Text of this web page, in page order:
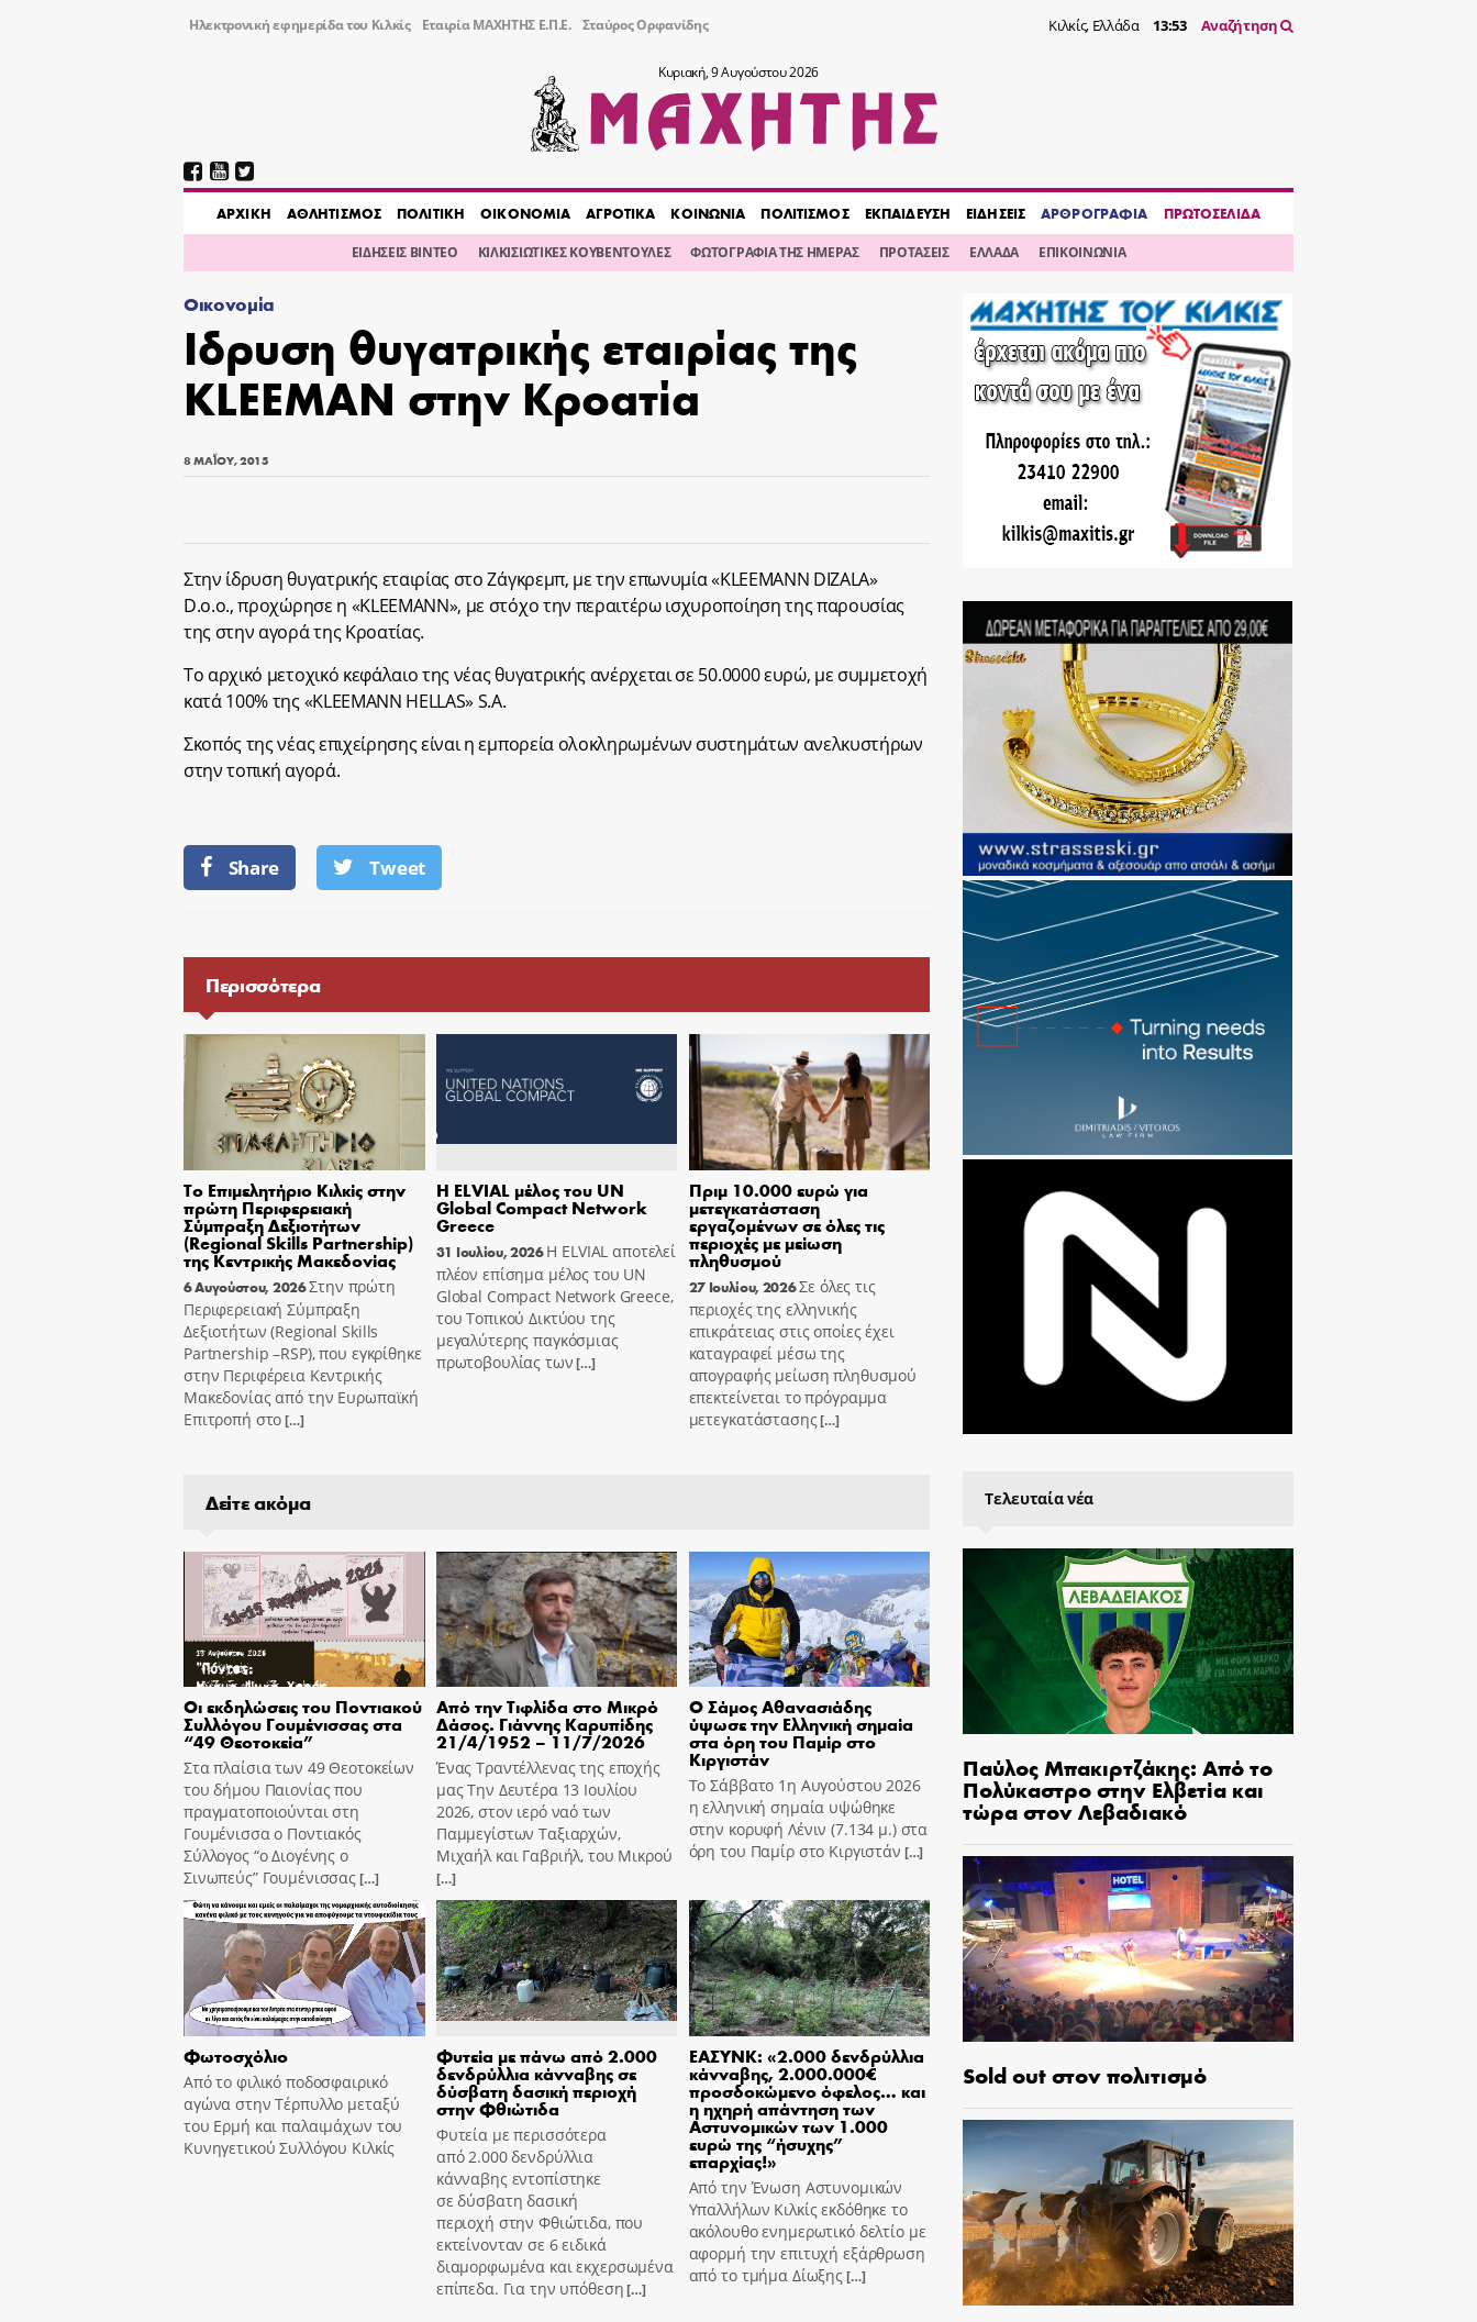
Ηλεκτρονική εφημερίδα του Κιλκίς Εταιρία ΜΑΧΗΤΗΣ Ε.Π.Ε. Σταύρος Ορφανίδης Κιλκίς, Ελλάδα 13:53 Αναζήτηση
Κυριακή, 9 Αυγούστου 2026
AΡΧΙΚΗ ΑΘΛΗΤΙΣΜΟΣ ΠΟΛΙΤΙΚΗ ΟΙΚΟΝΟΜΙΑ ΑΓΡΟΤΙΚΑ ΚΟΙΝΩΝΙΑ ΠΟΛΙΤΙΣΜΟΣ ΕΚΠΑΙΔΕΥΣΗ ΕΙΔΗΣΕΙΣ ΑΡΘΡΟΓΡΑΦΙΑ ΠΡΩΤΟΣΕΛΙΔΑ
ΕΙΔΗΣΕΙΣ ΒΙΝΤΕΟ ΚΙΛΚΙΣΙΩΤΙΚΕΣ ΚΟΥΒΕΝΤΟΥΛΕΣ ΦΩΤΟΓΡΑΦΙΑ ΤΗΣ ΗΜΕΡΑΣ ΠΡΟΤΑΣΕΙΣ ΕΛΛΑΔΑ ΕΠΙΚΟΙΝΩΝΙΑ
Οικονομία
Ιδρυση θυγατρικής εταιρίας της
KLEEMAN στην Κροατία
8 ΜΑΪ́ΟΥ, 2015
Στην ίδρυση θυγατρικής εταιρίας στο Ζάγκρεμπ, με την επωνυμία «KLEEMANN DIZALA»
D.o.o., προχώρησε η «KLEEMANN», με στόχο την περαιτέρω ισχυροποίηση της παρουσίας
της στην αγορά της Κροατίας.
Το αρχικό μετοχικό κεφάλαιο της νέας θυγατρικής ανέρχεται σε 50.0000 ευρώ, με συμμετοχή
κατά 100% της «KLEEMANN HELLAS» S.A.
Σκοπός της νέας επιχείρησης είναι η εμπορεία ολοκληρωμένων συστημάτων ανελκυστήρων
στην τοπική αγορά.
Share Tweet
Περισσότερα
Το Επιμελητήριο Κιλκίς στην
πρώτη Περιφερειακή
Σύμπραξη Δεξιοτήτων
(Regional Skills Partnership)
της Κεντρικής Μακεδονίας
6 Αυγούστου, 2026Στην πρώτη
Περιφερειακή Σύμπραξη
Δεξιοτήτων (Regional Skills
Partnership –RSP), που εγκρίθηκε
στην Περιφέρεια Κεντρικής
Μακεδονίας από την Ευρωπαϊκή
Επιτροπή στο[…]
Η ELVIAL μέλος του UN
Global Compact Network
Greece
31 Ιουλίου, 2026Η ELVIAL αποτελεί
πλέον επίσημα μέλος του UN
Global Compact Network Greece,
του Τοπικού Δικτύου της
μεγαλύτερης παγκόσμιας
πρωτοβουλίας των[…]
Πριμ 10.000 ευρώ για
μετεγκατάσταση
εργαζομένων σε όλες τις
περιοχές με μείωση
πληθυσμού
27 Ιουλίου, 2026Σε όλες τις
περιοχές της ελληνικής
επικράτειας στις οποίες έχει
καταγραφεί μέσω της
απογραφής μείωση πληθυσμού
επεκτείνεται το πρόγραμμα
μετεγκατάστασης[…]
Δείτε ακόμα
Οι εκδηλώσεις του Ποντιακού
Συλλόγου Γουμένισσας στα
“49 Θεοτοκεία”
Στα πλαίσια των 49 Θεοτοκείων
του δήμου Παιονίας που
πραγματοποιούνται στη
Γουμένισσα ο Ποντιακός
Σύλλογος “ο Διογένης ο
Σινωπεύς” Γουμένισσας[…]
Από την Τιφλίδα στο Μικρό
Δάσος. Γιάννης Καρυπίδης
21/4/1952 – 11/7/2026
Ένας Τραντέλλενας της εποχής
μας Την Δευτέρα 13 Ιουλίου
2026, στον ιερό ναό των
Παμμεγίστων Ταξιαρχών,
Μιχαήλ και Γαβριήλ, του Μικρού
[…]
Ο Σάμος Αθανασιάδης
ύψωσε την Ελληνική σημαία
στα όρη του Παμίρ στο
Κιργιστάν
Το Σάββατο 1η Αυγούστου 2026
η ελληνική σημαία υψώθηκε
στην κορυφή Λένιν (7.134 μ.) στα
όρη του Παμίρ στο Κιργιστάν […]
Φωτοσχόλιο
Από το φιλικό ποδοσφαιρικό
αγώνα στην Τέρπυλλο μεταξύ
του Ερμή και παλαιμάχων του
Κυνηγετικού Συλλόγου Κιλκίς
Φυτεία με πάνω από 2.000
δενδρύλλια κάνναβης σε
δύσβατη δασική περιοχή
στην Φθιώτιδα
Φυτεία με περισσότερα
από 2.000 δενδρύλλια
κάνναβης εντοπίστηκε
σε δύσβατη δασική
περιοχή στην Φθιώτιδα, που
εκτείνονταν σε 6 ειδικά
διαμορφωμένα και εκχερσωμένα
επίπεδα. Για την υπόθεση[…]
ΕΑΣΥΝΚ: «2.000 δενδρύλλια
κάνναβης, 2.000.000€
προσδοκώμενο όφελος… και
η ηχηρή απάντηση των
Αστυνομικών των 1.000
ευρώ της “ήσυχης”
επαρχίας!»
Από την Ένωση Αστυνομικών
Υπαλλήλων Κιλκίς εκδόθηκε το
ακόλουθο ενημερωτικό δελτίο με
αφορμή την επιτυχή εξάρθρωση
από το τμήμα Δίωξης[…]
Τελευταία νέα
Παύλος Μπακιρτζάκης: Από το
Πολύκαστρο στην Ελβετία και
τώρα στον Λεβαδιακό
Sold out στον πολιτισμό